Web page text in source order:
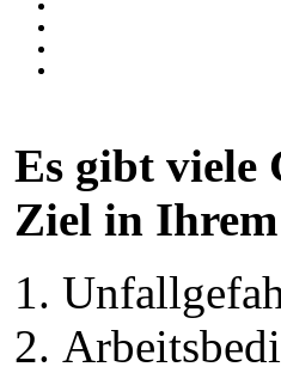
Es gibt viele
Ziel in